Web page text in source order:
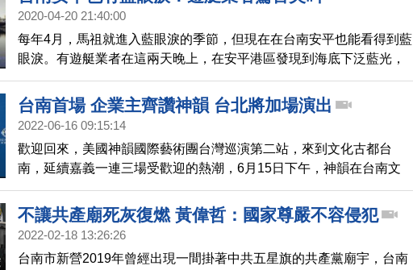
2020-04-20 21:40:00
每年4月，馬祖就進入藍眼淚的季節，但現在在台南安平也能看得到藍
眼淚。有遊艇業者在這兩天晚上，在安平港區發現到海底下泛藍光，
拿著撈網劃過水面，真的看到藍眼淚，興奮的尖叫。
台南首場 企業主齊讚神韻 台北將加場演出
2022-06-16 09:15:14
歡迎回來，美國神韻國際藝術團台灣巡演第二站，來到文化古都台
南，延續嘉義一連三場受歡迎的熱潮，6月15日下午，神韻在台南文
化中心的首場演出，許多企業主慕名而來，正副總統都送上花籃祝
賀；另外，神韻七月將在台北舉行四場演出，但上週票已全數售罄，
為了回應觀眾期盼，神韻將在台北加開一場演出。
不讓共產廟死灰復燃 黃偉哲：國家尊嚴不容侵犯
2022-02-18 13:26:26
台南市新營2019年曾經出現一間掛著中共五星旗的共產黨廟宇，台南